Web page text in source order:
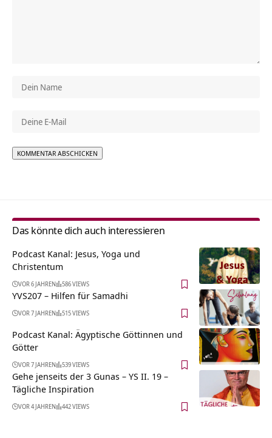
Das könnte dich auch interessieren
Podcast Kanal: Jesus, Yoga und
Christentum
VOR 6 JAHREN 586 VIEWS
YVS207 – Hilfen für Samadhi
VOR 7 JAHREN 515 VIEWS
Podcast Kanal: Ägyptische Göttinnen und
Götter
VOR 7 JAHREN 539 VIEWS
Gehe jenseits der 3 Gunas – YS II. 19 –
Tägliche Inspiration
VOR 4 JAHREN 442 VIEWS